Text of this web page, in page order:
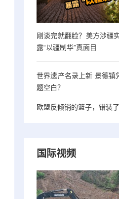
刚谈完就翻脸？美方涉疆
露“以疆制华”真面目
世界遗产名录上新 景德镇
题空白？
欧盟反倾销的篮子，错装
国际视频